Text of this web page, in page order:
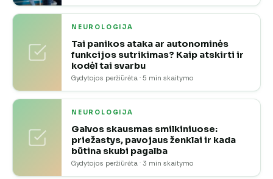
NEUROLOGIJA
Tai panikos ataka ar autonominės
funkcijos sutrikimas? Kaip atskirti ir
kodėl tai svarbu
Gydytojos peržiūrėta · 5 min skaitymo
NEUROLOGIJA
Galvos skausmas smilkiniuose:
priežastys, pavojaus ženklai ir kada
būtina skubi pagalba
Gydytojos peržiūrėta · 3 min skaitymo